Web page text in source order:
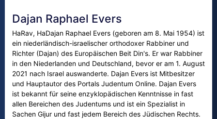
Dajan Raphael Evers
HaRav, HaDajan Raphael Evers (geboren am 8. Mai 1954) ist
ein niederländisch-israelischer orthodoxer Rabbiner und
Richter (Dajan) des Europäischen Beit Din's. Er war Rabbiner
in den Niederlanden und Deutschland, bevor er am 1. August
2021 nach Israel auswanderte. Dajan Evers ist Mitbesitzer
und Hauptautor des Portals Judentum Online. Dajan Evers
ist bekannt für seine enzyklopädischen Kenntnisse in fast
allen Bereichen des Judentums und ist ein Spezialist in
Sachen Gijur und fast jedem Bereich des Jüdischen Rechts.